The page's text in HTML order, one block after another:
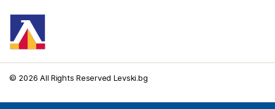
© 2026 All Rights Reserved Levski.bg